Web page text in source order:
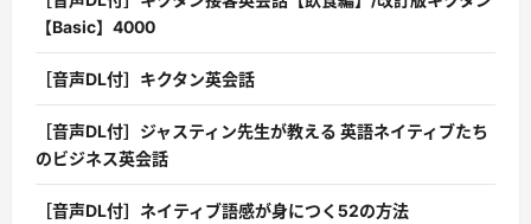
【Basic】4000
［音声DL付］キクタン英会話
［音声DL付］ジャスティン先生が教える 英語ネイティブたち
のビジネス英会話
［音声DL付］ネイティブ語感が身につく52の方法